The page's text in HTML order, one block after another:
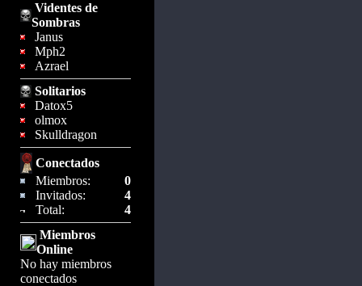
Videntes de
Sombras
Janus
Mph2
Azrael
Solitarios
Datox5
olmox
Skulldragon
Conectados
Miembros:
0
Invitados:
4
Total:
4
Miembros
Online
No hay miembros
conectados